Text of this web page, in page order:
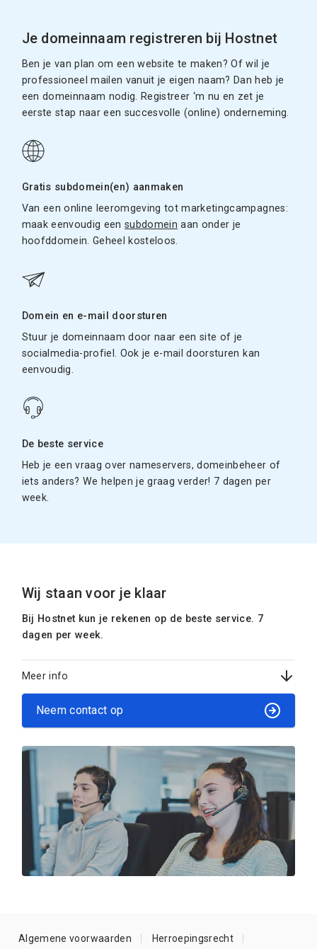
Je domeinnaam registreren bij Hostnet
Ben je van plan om een website te maken? Of wil je
professioneel mailen vanuit je eigen naam? Dan heb je
een domeinnaam nodig. Registreer ‘m nu en zet je
eerste stap naar een succesvolle (online) onderneming.
Gratis subdomein(en) aanmaken
Van een online leeromgeving tot marketingcampagnes:
maak eenvoudig eensubdomein aan onder je
hoofddomein. Geheel kosteloos.
Domein en e-mail doorsturen
Stuur je domeinnaam door naar een site of je
socialmedia-profiel. Ook je e-mail doorsturen kan
eenvoudig.
De beste service
Heb je een vraag over nameservers, domeinbeheer of
iets anders? We helpen je graag verder! 7 dagen per
week.
Wij staan voor je klaar
Bij Hostnet kun je rekenen op de beste service. 7
dagen per week.
Meer info
Neem contact op
Algemene voorwaarden Herroepingsrecht